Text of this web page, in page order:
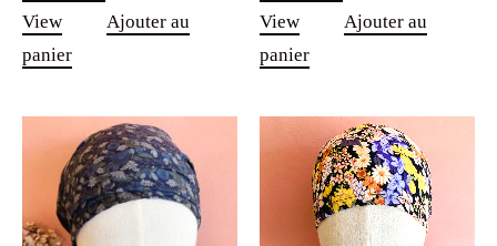
View
Ajouter au
panier
View
Ajouter au
panier